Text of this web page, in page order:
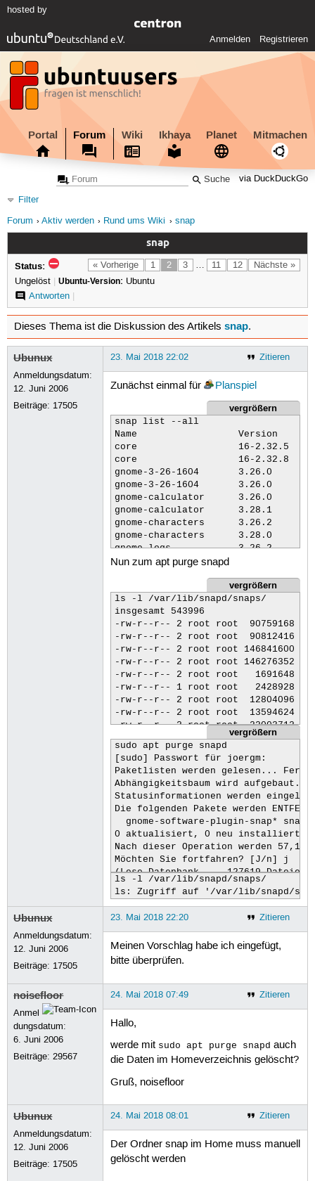
hosted by
Anmelden Registrieren
Portal Forum Wiki Ikhaya Planet Mitmachen
via DuckDuckGo
Filter
Forum
Aktiv werden Rund ums Wiki snap
snap
« Vorherige 1 2 3 … 11 12 Nächste »
Status:
Ungelöst | Ubuntu-Version: Ubuntu
Antworten|
Dieses Thema ist die Diskussion des Artikels snap.
Ubunux
Anmeldungsdatum:
12. Juni 2006
Beiträge: 17505
Zitieren
23. Mai 2018 22:02
Zunächst einmal für
Planspiel
vergrößern
snap list --all
Name                  Version    Rev
core                  16-2.32.5
core                  16-2.32.8
gnome-3-26-1604       3.26.0
gnome-3-26-1604       3.26.0
gnome-calculator      3.26.0
gnome-calculator      3.28.1
gnome-characters      3.26.2
gnome-characters      3.28.0
gnome-logs            3.26.2     25
gnome-logs            3.28.0
Nun zum apt purge snapd
vergrößern
ls -l /var/lib/snapd/snaps/
insgesamt 543996
-rw-r--r-- 2 root root  90759168 Apr
-rw-r--r-- 2 root root  90812416 Mai
-rw-r--r-- 2 root root 146841600 Apr
-rw-r--r-- 2 root root 146276352 Mai
-rw-r--r-- 2 root root   1691648 Apr
-rw-r--r-- 1 root root   2428928 Mai
-rw-r--r-- 2 root root  12804096 Apr
-rw-r--r-- 2 root root  13594624 Mai
-rw-r--r-- 2 root root  22003712 Apr
-rw-r--r-- 1 root root  22609920 Mai
-rw-r--r-- 2 root root   3411968 Apr
-rw-r--r-- 1 root root   3813376 Mai
drwxr-xr-x 2 root root      4096
vergrößern
sudo apt purge snapd
[sudo] Passwort für joergm:
Paketlisten werden gelesen...
Abhängigkeitsbaum wird
Statusinformationen werden
Die folgenden Pakete werden
gnome-software-plugin-snap*
0 aktualisiert, 0 neu installiert, 2
Nach dieser Operation werden 57,1
Möchten Sie fortfahren? [J/n] j
(Lese Datenbank ... 127619
Entfernen von gnome-software-
Entfernen von snapd
(Lese Datenbank ... 127564
Stopping snap-core-4486.mount
Stopping unit snap-core-4486.mount
snap-core-4486.mount is stopped.
Removing snap core and revision
Removing snap-core-4486.mount
Stopping snap-core-4650.mount
Waiting until unit snap-core-
snap-core-4650.mount is stopped.
Removing snap-core-4650.mount
Stopping unit snap-
snap-gnome\x2d3\x2d26\x2d1604-
Removing snap gnome-3-26-1604 and
Removing snap-
ls -l /var/lib/snapd/snaps/
ls: Zugriff auf '/var/lib/snapd/
Ubunux
Anmeldungsdatum:
12. Juni 2006
Beiträge: 17505
Zitieren
23. Mai 2018 22:20
Meinen Vorschlag habe ich eingefügt,
bitte überprüfen.
noisefloor
Anmel
dungsdatum:
6. Juni 2006
Beiträge:29567
Zitieren
24. Mai 2018 07:49
Hallo,
werde mit sudo apt purge snapd auch
die Daten im Homeverzeichnis gelöscht?
Gruß, noisefloor
Ubunux
Anmeldungsdatum:
12. Juni 2006
Beiträge: 17505
Zitieren
24. Mai 2018 08:01
Der Ordner snap im Home muss manuell
gelöscht werden